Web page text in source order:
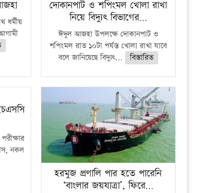
দোকানপাট ও শপিংমল খোলা রাখা
নিয়ে বিদ্যুৎ বিভাগের…
ঈদুল আজহা উপলক্ষে দোকানপাট ও
শপিংমল রাত ১০টা পর্যন্ত খোলা রাখা যাবে
বলে জানিয়েছে বিদ্যুৎ...
বিস্তারিত
নকল
হরমুজ প্রণালি পার হতে পারেনি
‘বাংলার জয়যাত্রা’, ফিরে…